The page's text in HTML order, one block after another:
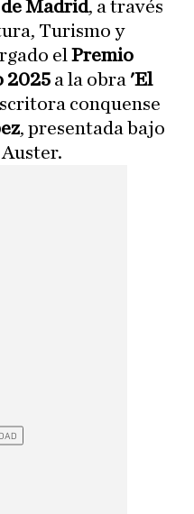
Madrid, a través
Turismo y
elPremio
2025 a la obra 'El
conquense
, presentada bajo